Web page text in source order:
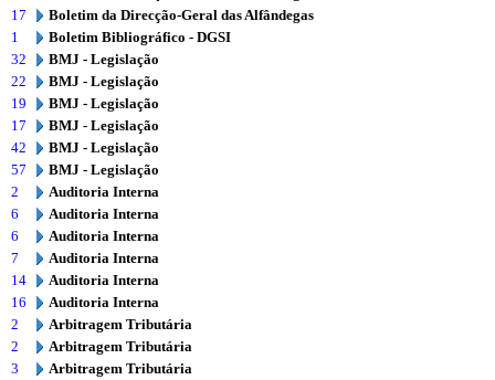
17
Boletim da Direcção-Geral das Alfândegas
1
Boletim Bibliográfico - DGSI
32
BMJ - Legislação
22
BMJ - Legislação
19
BMJ - Legislação
17
BMJ - Legislação
42
BMJ - Legislação
57
BMJ - Legislação
2
Auditoria Interna
6
Auditoria Interna
6
Auditoria Interna
7
Auditoria Interna
14
Auditoria Interna
16
Auditoria Interna
2
Arbitragem Tributária
2
Arbitragem Tributária
3
Arbitragem Tributária